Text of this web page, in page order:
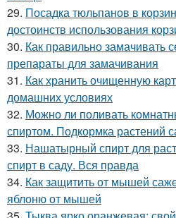
29. Посадка тюльпанов в
достоинств использования
30. Как правильно замачивать
препараты для замачивания
31. Как хранить очищенную
домашних условиях
32. Можно ли поливать
спиртом. Подкормка растений
33. Нашатырный спирт для
спирт в саду. Вся правда
34. Как защитить от мышей
яблоню от мышей